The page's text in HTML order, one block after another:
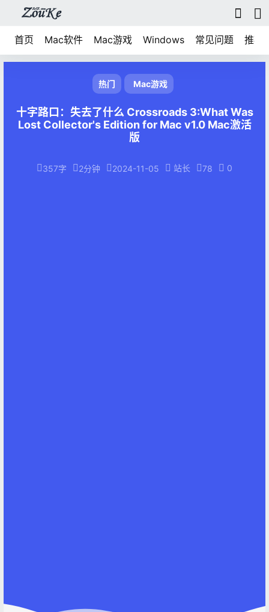
首页 Mac软件 Mac游戏 Windows 常见问题 推荐
热门 Mac游戏
十字路口：失去了什么 Crossroads 3:What Was
Lost Collector's Edition for Mac v1.0 Mac激活
版
357字 2分钟 2024-11-05 站长 78 0